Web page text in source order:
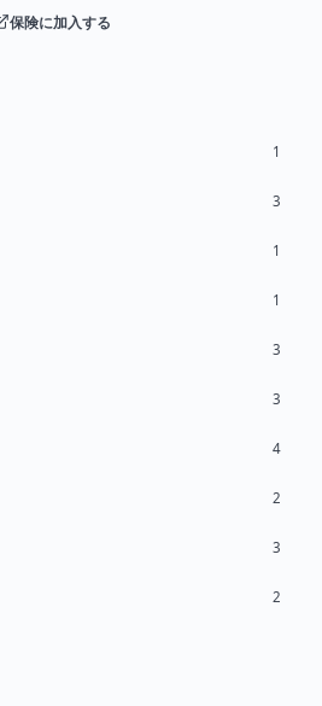
保険に加入する
1
3
1
1
3
3
4
2
3
2